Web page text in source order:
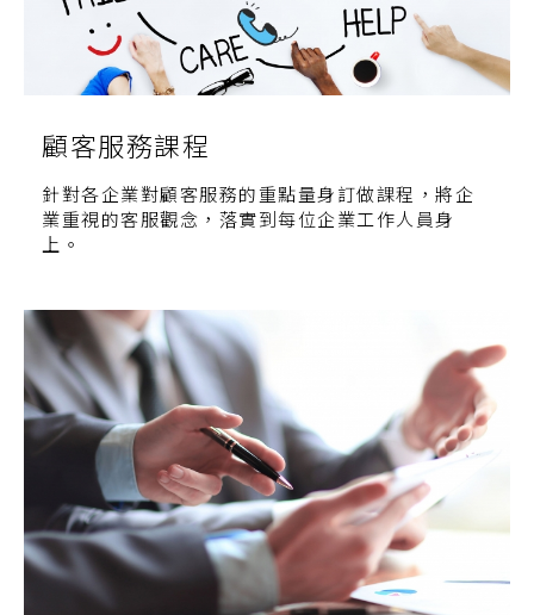
顧客服務課程
針對各企業對顧客服務的重點量身訂做課程，將企
業重視的客服觀念，落實到每位企業工作人員身
上。